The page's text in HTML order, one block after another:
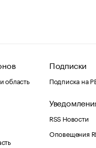
область
Подписки
Подписка на
RSS Новости
Оповещения